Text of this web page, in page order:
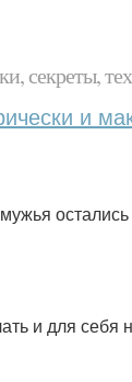
секреты,
и
и для